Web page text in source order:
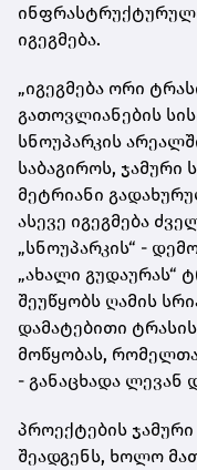
იგეგმება.
„იგეგმება ორი
გათოვლიანების
სნოუპარკის
საბაგიროს, ჯამური
მეტრიანი
ასევე იგეგმება
„სნოუპარკის“ -
„ახალი გუდაურას“
შეუწყობს ღამის
დამატებითი ტრასის
მოწყობას,
- განაცხადა ლევან
პროექტების
შეადგენს, ხოლო